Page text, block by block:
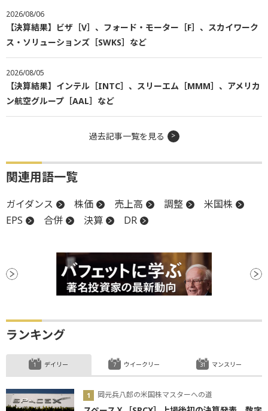
2026/08/06
【決算結果】ビザ［V］、フォード・モーター［F］、スカイワーク
ス・ソリューションズ［SWKS］など
2026/08/05
【決算結果】インテル［INTC］、スリーエム［MMM］、アメリカ
ン航空グループ［AAL］など
過去記事一覧を見る
関連用語一覧
ガイダンス 株価 売上高 調整
米国株
EPS
合併 決算 DR
ランキング
デイリー
岡元兵八郎の米国株マスターへの道
ウイークリー マンスリー